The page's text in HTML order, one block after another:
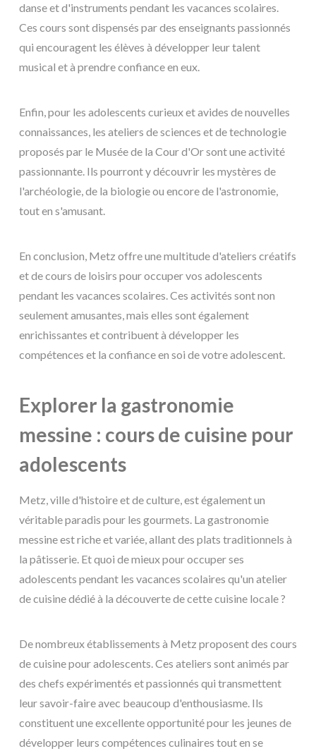
danse et d'instruments pendant les vacances scolaires.
Ces cours sont dispensés par des enseignants passionnés
qui encouragent les élèves à développer leur talent
musical et à prendre confiance en eux.
Enfin, pour les adolescents curieux et avides de nouvelles
connaissances, les ateliers de sciences et de technologie
proposés par le Musée de la Cour d'Or sont une activité
passionnante. Ils pourront y découvrir les mystères de
l'archéologie, de la biologie ou encore de l'astronomie,
tout en s'amusant.
En conclusion, Metz offre une multitude d'ateliers créatifs
et de cours de loisirs pour occuper vos adolescents
pendant les vacances scolaires. Ces activités sont non
seulement amusantes, mais elles sont également
enrichissantes et contribuent à développer les
compétences et la confiance en soi de votre adolescent.
Explorer la gastronomie
messine : cours de cuisine pour
adolescents
Metz, ville d'histoire et de culture, est également un
véritable paradis pour les gourmets. La gastronomie
messine est riche et variée, allant des plats traditionnels à
la pâtisserie. Et quoi de mieux pour occuper ses
adolescents pendant les vacances scolaires qu'un atelier
de cuisine dédié à la découverte de cette cuisine locale ?
De nombreux établissements à Metz proposent des cours
de cuisine pour adolescents. Ces ateliers sont animés par
des chefs expérimentés et passionnés qui transmettent
leur savoir-faire avec beaucoup d'enthousiasme. Ils
constituent une excellente opportunité pour les jeunes de
développer leurs compétences culinaires tout en se